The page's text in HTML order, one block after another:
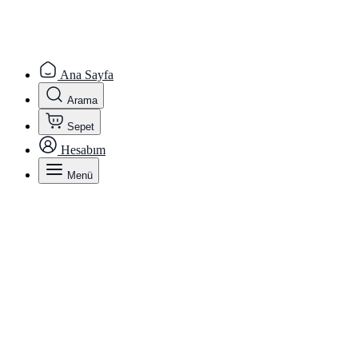
Ana Sayfa
Arama
Sepet
Hesabım
Menü